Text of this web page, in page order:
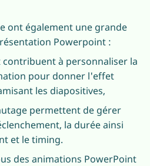
ont également une grande
Powerpoint :
à personnaliser la
pour donner l'effet
les diapositives,
permettent de gérer
la durée ainsi
et le timing.
des animations PowerPoint